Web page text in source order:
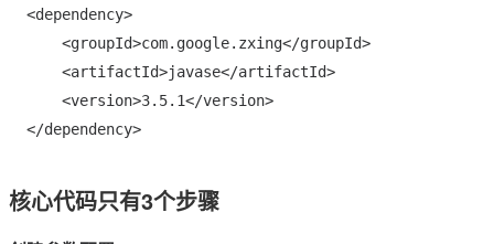
<dependency>
    <groupId>com.google.zxing</groupId>
    <artifactId>javase</artifactId>
    <version>3.5.1</version>
核心代码只有3个步骤